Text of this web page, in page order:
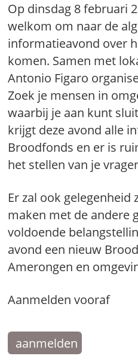
Op dinsdag 8 februari
welkom om naar de
informatieavond over
komen. Samen met
Antonio Figaro
Zoek je mensen in
waarbij je aan kunt
krijgt deze avond alle
Broodfonds en er is
het stellen van je
Er zal ook gelegenheid
maken met de andere
voldoende
avond een nieuw
Amerongen en
Aanmelden vooraf
aanmelden